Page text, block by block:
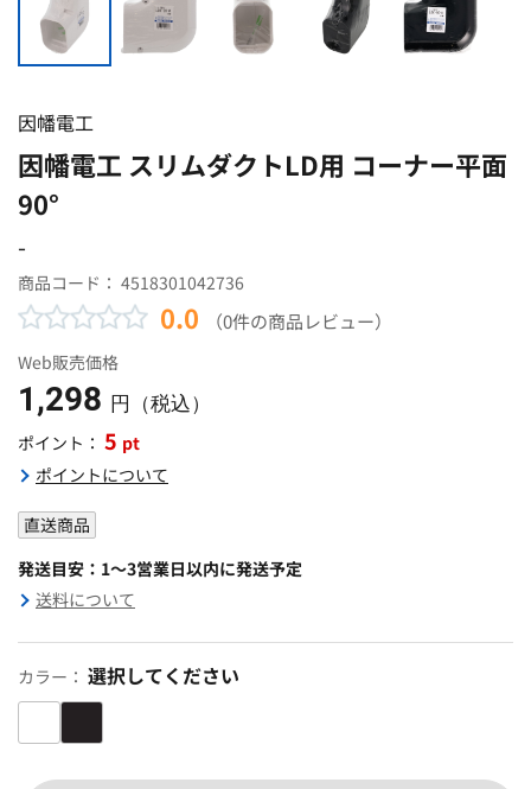
因幡電工
因幡電工 スリムダクトLD用 コーナー平面
90°
-
商品コード： 4518301042736
0.0 （0件の商品レビュー）
Web販売価格
1,298 円（税込）
ポイント： 5 pt
ポイントについて
直送商品
発送目安：1～3営業日以内に発送予定
送料について
カラー： 選択してください